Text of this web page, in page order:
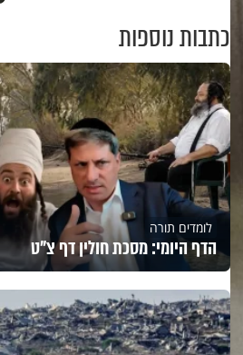
כתבות נוספות
לומדים תורה
הדף היומי: מסכת חולין דף צ"ט